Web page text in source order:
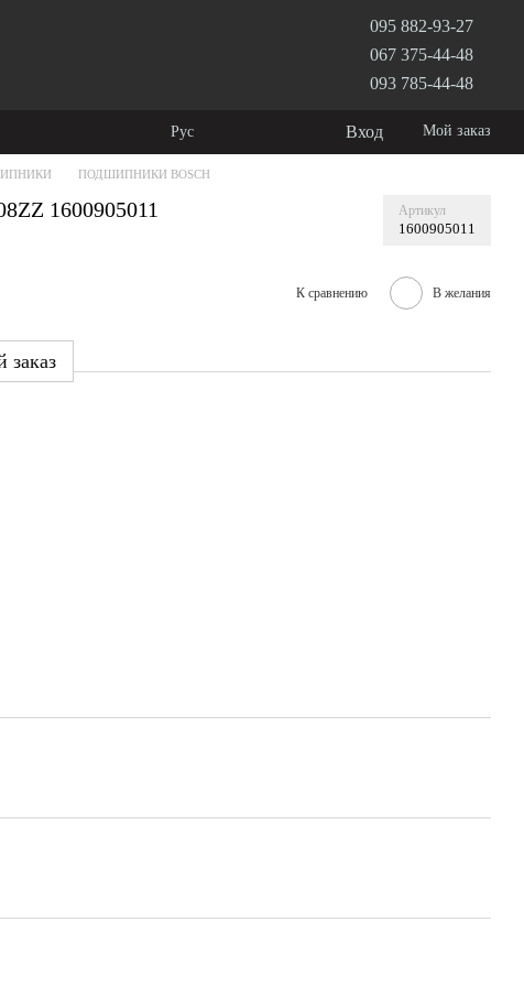
095 882-93-27
067 375-44-48
093 785-44-48
Рус Вход Мой заказ
ПОДШИПНИКИ BOSCH
1600905011 Артикул
1600905011
К сравнению В желания
заказ